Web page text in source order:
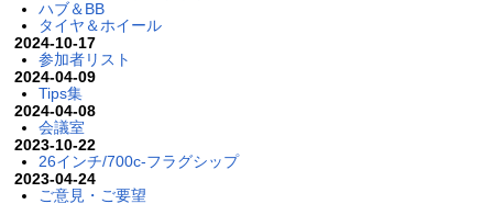
ハブ＆BB
タイヤ＆ホイール
2024-10-17
参加者リスト
2024-04-09
Tips集
2024-04-08
会議室
2023-10-22
26インチ/700c-フラグシップ
2023-04-24
ご意見・ご要望